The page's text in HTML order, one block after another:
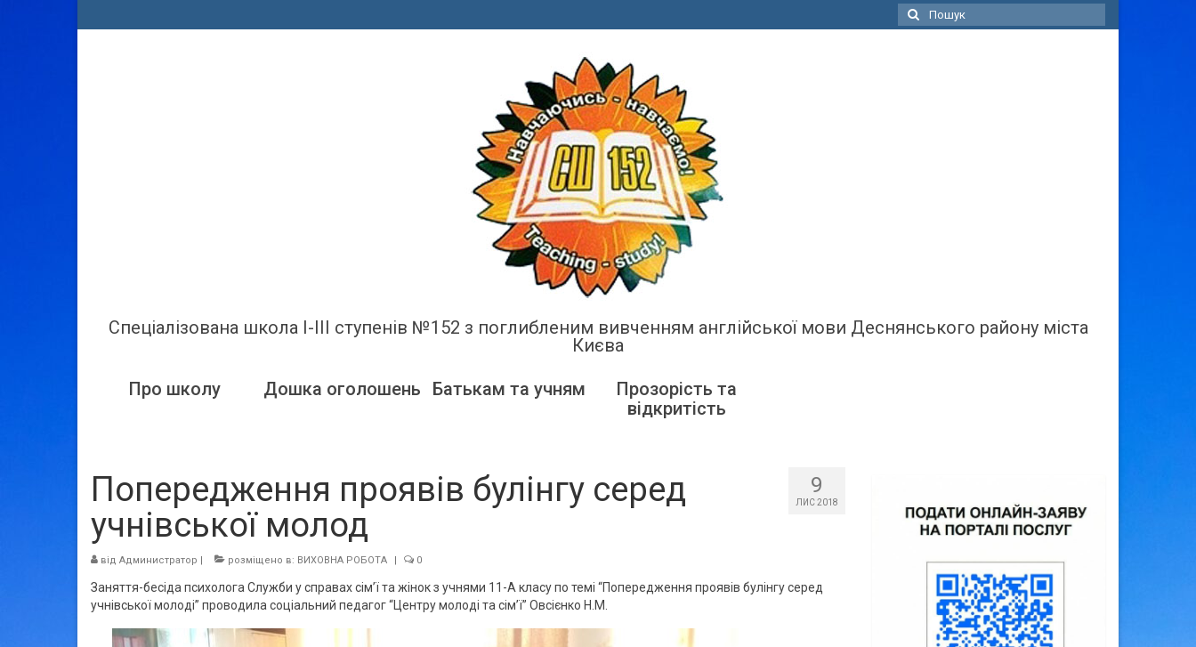
Пошук
для:
Спеціалізована школа І-ІІІ ступенів №152 з поглибленим вивченням англійської мови Деснянського району міста
Києва
Про школу Дошка оголошень Батькам та учням
Прозорість та
відкритість
9
ЛИС 2018
Попередження проявів булінгу серед
учнівської молод
від Администратор | розміщено в: ВИХОВНА РОБОТА | 0
Заняття-бесіда психолога Служби у справах сім’ї та жінок з учнями 11-А класу по темі “Попередження проявів булінгу серед
учнівської молоді” проводила соціальний педагог “Центру молоді та сім’ї” Овсієнко Н.М.